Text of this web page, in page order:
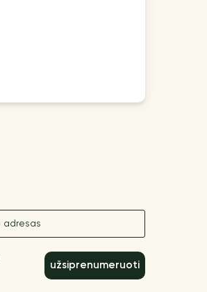
užsiprenumeruoti